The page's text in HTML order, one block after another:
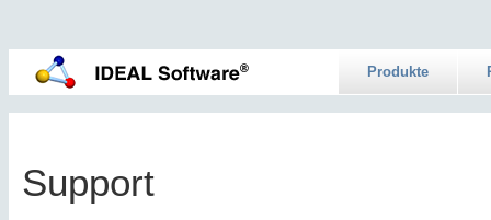
Produkte
Support